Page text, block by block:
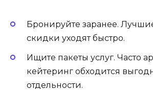
Бронируйте заранее.
скидки уходят быстро.
Ищите пакеты услуг. Часто
кейтеринг обходится
отдельности.